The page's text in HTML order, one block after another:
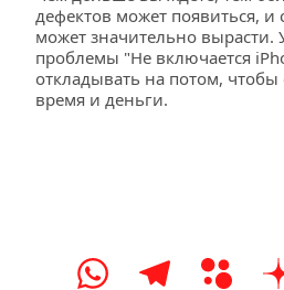
дефектов может появиться, и
может значительно вырасти.
проблемы "Не включается
откладывать на потом, чтобы
время и деньги.